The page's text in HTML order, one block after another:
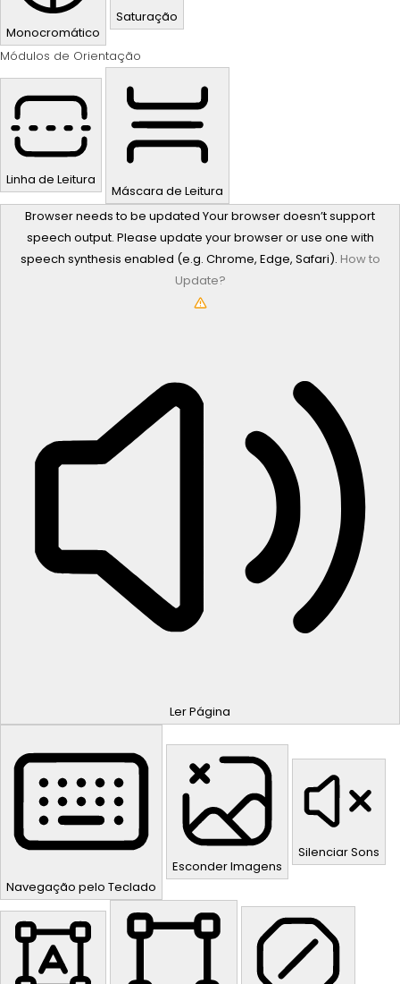
Monocromático
Saturação
Módulos de Orientação
Linha de Leitura
Máscara de Leitura
Browser needs to be updated Your browser doesn’t support
speech output. Please update your browser or use one with
speech synthesis enabled (e.g. Chrome, Edge, Safari). How to
Update?
Ler Página
Navegação pelo Teclado
Esconder Imagens
Silenciar Sons